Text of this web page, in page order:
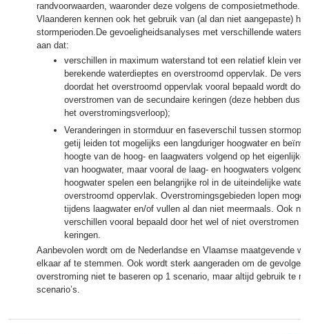
randvoorwaarden, waaronder deze volgens de composietmethode.
Vlaanderen kennen ook het gebruik van (al dan niet aangepaste)
stormperioden.De gevoeligheidsanalyses met verschillende
aan dat:
verschillen in maximum waterstand tot een relatief klein
berekende waterdieptes en overstroomd oppervlak. De
doordat het overstroomd oppervlak vooral bepaald wordt
overstromen van de secundaire keringen (deze hebben dus
het overstromingsverloop);
Veranderingen in stormduur en faseverschil tussen
getij leiden tot mogelijks een langduriger hoogwater en
hoogte van de hoog- en laagwaters volgend op het eigenlijke
van hoogwater, maar vooral de laag- en hoogwaters
hoogwater spelen een belangrijke rol in de uiteindelijke
overstroomd oppervlak. Overstromingsgebieden lopen
tijdens laagwater en/of vullen al dan niet meermaals. Ook nu
verschillen vooral bepaald door het wel of niet overstromen
keringen.
Aanbevolen wordt om de Nederlandse en Vlaamse maatgevende
elkaar af te stemmen. Ook wordt sterk aangeraden om de gevolgen
overstroming niet te baseren op 1 scenario, maar altijd gebruik te
scenario’s.